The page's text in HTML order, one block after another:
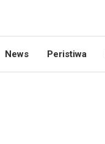
News Peristiwa